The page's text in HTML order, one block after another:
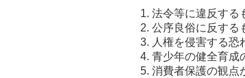
法令等に違反する
公序良俗に反する
人権を侵害する恐
青少年の健全育成
消費者保護の観点